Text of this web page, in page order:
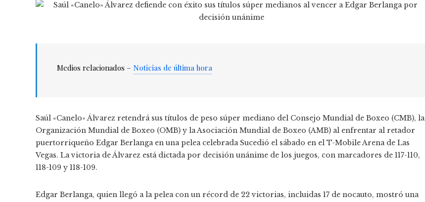
Medios relacionados – Noticias de última hora
Saúl «Canelo» Álvarez retendrá sus títulos de peso súper mediano del Consejo Mundial de Boxeo (CMB), la
Organización Mundial de Boxeo (OMB) y la Asociación Mundial de Boxeo (AMB) al enfrentar al retador
puertorriqueño Edgar Berlanga en una pelea celebrada Sucedió el sábado en el T-Mobile Arena de Las
Vegas. La victoria de Álvarez está dictada por decisión unánime de los juegos, con marcadores de 117-110,
118-109 y 118-109.
Edgar Berlanga, quien llegó a la pelea con un récord de 22 victorias, incluidas 17 de nocauto, mostró una